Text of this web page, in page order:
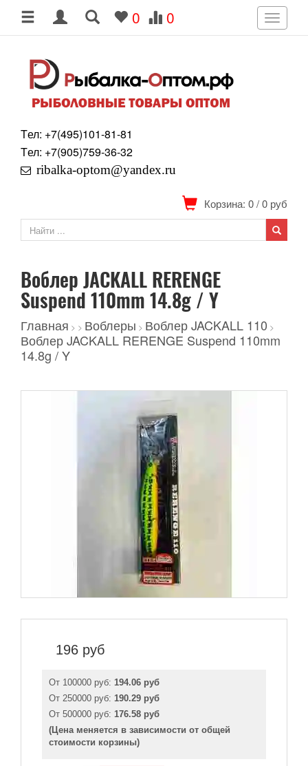
0 0
Toggle
Tел: +7(495)101-81-81
Tел: +7(905)759-36-32
ribalka-optom@yandex.ru
Корзина: 0/0 руб
Воблер JACKALL RERENGE
Suspend 110mm 14.8g / Y
Главная > > Воблеры > Воблер JACKALL 110 >
Воблер JACKALL RERENGE Suspend 110mm
14.8g / Y
196 руб
От 100000 руб: 194.06 руб
От 250000 руб: 190.29 руб
От 500000 руб: 176.58 руб
(Цена меняется в зависимости от общей
стоимости корзины)